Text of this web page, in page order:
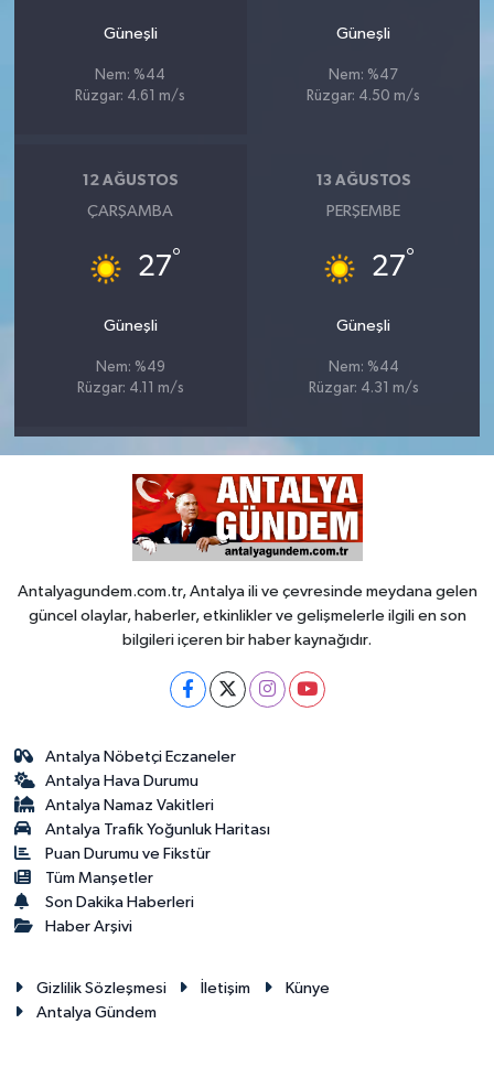
Güneşli
Nem: %44
Rüzgar: 4.61 m/s
Güneşli
Nem: %47
Rüzgar: 4.50 m/s
12 AĞUSTOS
ÇARŞAMBA
27°
Güneşli
Nem: %49
Rüzgar: 4.11 m/s
13 AĞUSTOS
PERŞEMBE
27°
Güneşli
Nem: %44
Rüzgar: 4.31 m/s
Antalyagundem.com.tr, Antalya ili ve çevresinde meydana gelen
güncel olaylar, haberler, etkinlikler ve gelişmelerle ilgili en son
bilgileri içeren bir haber kaynağıdır.
Antalya Nöbetçi Eczaneler
Antalya Hava Durumu
Antalya Namaz Vakitleri
Antalya Trafik Yoğunluk Haritası
Puan Durumu ve Fikstür
Tüm Manşetler
Son Dakika Haberleri
Haber Arşivi
Gizlilik Sözleşmesi İletişim
Künye
Antalya Gündem